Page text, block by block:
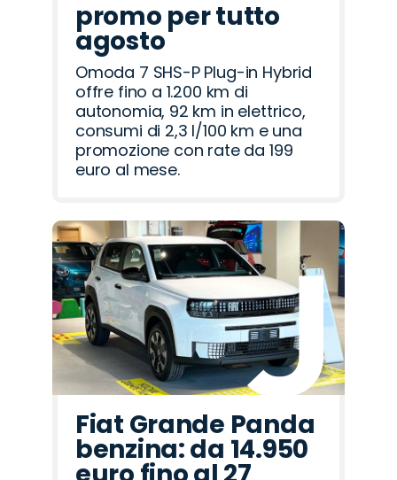
promo per tutto
agosto
Omoda 7 SHS-P Plug-in Hybrid
offre fino a 1.200 km di
autonomia, 92 km in elettrico,
consumi di 2,3 l/100 km e una
promozione con rate da 199
euro al mese.
Fiat Grande Panda
benzina: da 14.950